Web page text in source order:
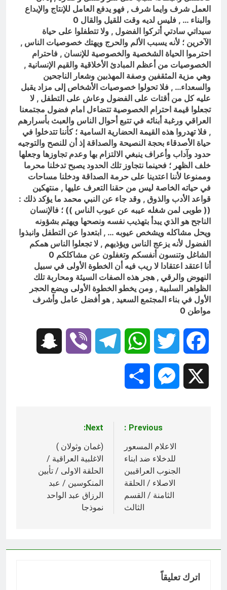
العمل شرف وايما شرف , فهو يدفع العامل للإنتاج والإبداع
والبناء … , فليس لديه وقت للقيل والقال 0
سيداتي سادتي أتركوا الفضول , ولا تتطفلوا على حياة
الآخرين ؛ لأنه يسبب الألم والحرج ويهتك خصوصيات الناس ,
احترموا الحياة الشخصية والخصوصية للإنسان , فاحترام
الخصوصيات من أعظم المبادئ الأخلاقية والقيم الإنسانية ,
وهي مزية المثقفين وصفة المهذبين وشعار الناجحين
والسعداء… , فلا تحولوا خصوصيات الأشخاص إلى مزاد يقبل
عليه كل من أقتات على الفضول وعاش على التطفل , لا
تجعلوا قيمة احترام الخصوصية تتضاءل امام فضول مجتمعنا
العراقي ورغبة أبنائه في تتبع أحوال الناس والعبث بأسرارهم
, فلا تهدروا هذه القيمة الحضارية السامية ؛ كأننا تتدخلوا في
حياة الأصدقاء بحجة النصيحة والصداقة إذ أن للنصح والتوجيه
حدود وآداب وأعراف ينبغي الالتزام بها وعدم تجاوزها وجعلها
خلف الظهر ؛ فحينما نتجاوز تلك الحدود يصبح تدخلنا محرما
وممنوعا لأننا اعتدينا على حرمة الصداقة ودخلنا مساحات
في حياته الخاصة ليس من حقنا التعرف عليها , منتهكين
قواعد الأدب والذوق , وقد جاء عن النبي محمد ما يؤكد ذلك :
(( طوبى لمن شغله عيبه عن عيوب الناس )) ؛ فالإنسان
الناجح هو الذي يبدأ بتهذيب نفسه ونصحها ويهتم بشؤونه
ويحل مشاكله ويشخص عيوبه … , ابتعدوا عن التطفل وانبذوا
الفضول لأنه يزعج الناس ويؤذيهم , لا تجعلوا الناس همكم
الشاغل وتنسون أنفسكم وتغفلون عن مشاكلكم 0
أنا اعتقد اعتقادا لا ريب فيه أن الخطوة الأولى في سبيل
النهوض والرقي , هجر هذه الصفات السيئة ومحاربة تلك
الظواهر السلبية , ومن يخطو الخطوة الأولى ويضع الحجر
الأول في بناء المجتمع السعيد , هو أفضل عامل وأشرف
مواطن 0
Facebook
Twitter
WhatsApp
Telegram
Viber
Messenger
المقالات
Previous:
الاعلام المسعور
للدخلاء ضد ابناء
الجنوب العراقيين
الاصلاء / الحلقة
الثامنة / القسم
الثالث
Next:
(غمان وثولان )
الاغلبية العراقية /
الحلقة الاولى / تأبين
المنكوسين / عبد
الرزاق عبد الواحد
نموذجا
اترك تعليقاً